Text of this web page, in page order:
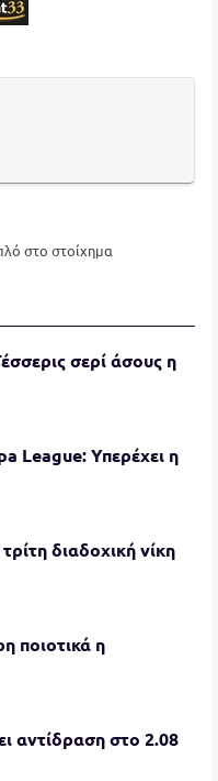
στο στοίχημα
σερί άσους η
League: Υπερέχει η
διαδοχική νίκη
ποιοτικά η
αντίδραση στο 2.08